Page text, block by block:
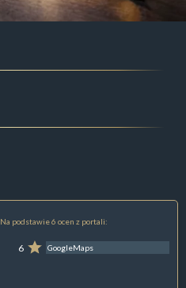
Na podstawie 6 ocen z portali:
6 GoogleMaps